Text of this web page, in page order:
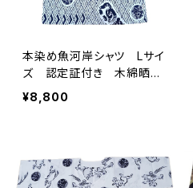
本染め魚河岸シャツ Lサイ
ズ 認定証付き 木綿晒
菱青海波×伝統魚河岸柄
白×紺 日本製 注染そ
濱いちシャツ 焼津 浜通
り 港町 祭り
¥8,800